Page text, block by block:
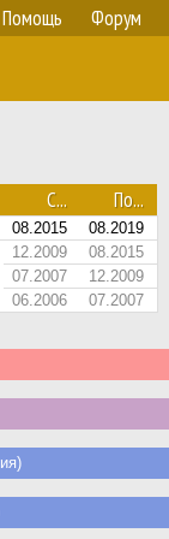
Помощь Форум
С... По...
08.2015 08.2019
12.2009 08.2015
07.2007 12.2009
06.2006 07.2007